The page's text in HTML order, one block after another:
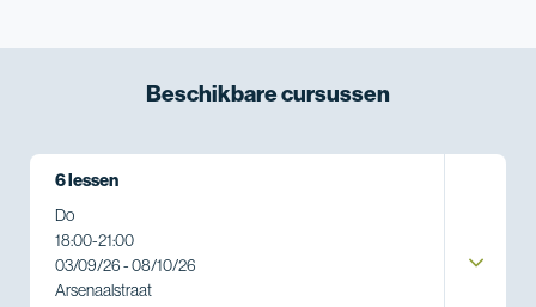
Beschikbarecursussen
6 lessen
Do
18:00-21:00
03/09/26 - 08/10/26
Arsenaalstraat